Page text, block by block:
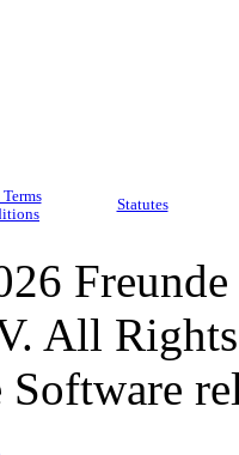
Statutes
All
Software